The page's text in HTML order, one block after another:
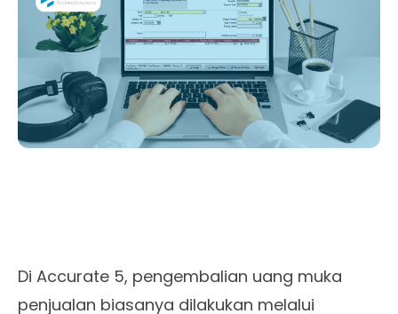
Di Accurate 5, pengembalian uang muka
penjualan biasanya dilakukan melalui